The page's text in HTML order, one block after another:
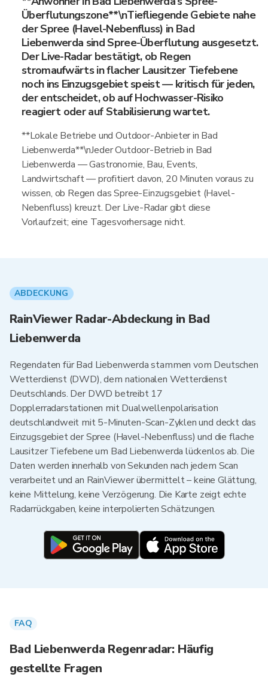
Überflutungszone**\nTiefliegende Gebiete nahe
der Spree (Havel-Nebenfluss) in Bad
Liebenwerda sind Spree-Überflutung ausgesetzt.
Der Live-Radar bestätigt, ob Regen
stromaufwärts in flacher Lausitzer Tiefebene
noch ins Einzugsgebiet speist — kritisch für jeden,
der entscheidet, ob auf Hochwasser-Risiko
reagiert oder auf Stabilisierung wartet.
**Lokale Betriebe und Outdoor-Anbieter in Bad
Liebenwerda**\nJeder Outdoor-Betrieb in Bad
Liebenwerda — Gastronomie, Bau, Events,
Landwirtschaft — profitiert davon, 20 Minuten voraus zu
wissen, ob Regen das Spree-Einzugsgebiet (Havel-
Nebenfluss) kreuzt. Der Live-Radar gibt diese
Vorlaufzeit; eine Tagesvorhersage nicht.
ABDECKUNG
RainViewer Radar-Abdeckung in Bad
Liebenwerda
Regendaten für Bad Liebenwerda stammen vom Deutschen
Wetterdienst (DWD), dem nationalen Wetterdienst
Deutschlands. Der DWD betreibt 17
Dopplerradarstationen mit Dualwellenpolarisation
deutschlandweit mit 5-Minuten-Scan-Zyklen und deckt das
Einzugsgebiet der Spree (Havel-Nebenfluss) und die flache
Lausitzer Tiefebene um Bad Liebenwerda lückenlos ab. Die
Daten werden innerhalb von Sekunden nach jedem Scan
verarbeitet und an RainViewer übermittelt – keine Glättung,
keine Mittelung, keine Verzögerung. Die Karte zeigt echte
Radarrückgaben, keine interpolierten Schätzungen.
FAQ
Bad Liebenwerda Regenradar: Häufig
gestellte Fragen